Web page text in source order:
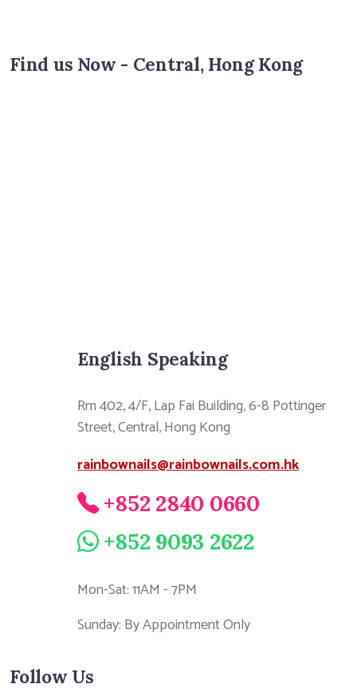
Find us Now - Central, Hong Kong
English Speaking
Rm 402, 4/F, Lap Fai Building, 6-8 Pottinger
Street, Central, Hong Kong
rainbownails@rainbownails.com.hk
+852 2840 0660
+852 9093 2622
Mon-Sat: 11AM - 7PM
Sunday: By Appointment Only
Follow Us